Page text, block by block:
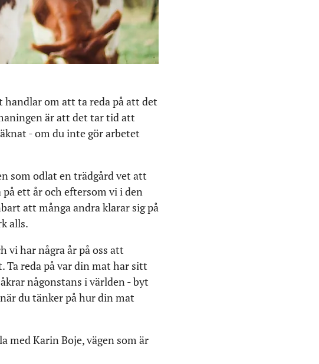
handlar om att ta reda på att det
är att det tar tid att
- om du inte gör arbetet
som odlat en trädgård vet att
ett år och eftersom vi i den
att många andra klarar sig på
alls.
vi har några år på oss att
Ta reda på var din mat har sitt
någonstans i världen - byt
du tänker på hur din mat
med Karin Boje, vägen som är